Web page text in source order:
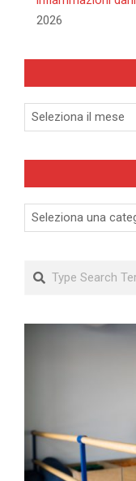
2026
Archivi
Categorie
Search